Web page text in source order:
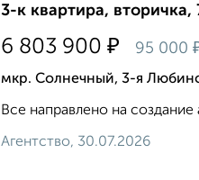
3-к квартира,
6 803 900 ₽ 95 000
мкр. Солнечный, 3-я
Все направлено на
Агентство, 30.07.2026